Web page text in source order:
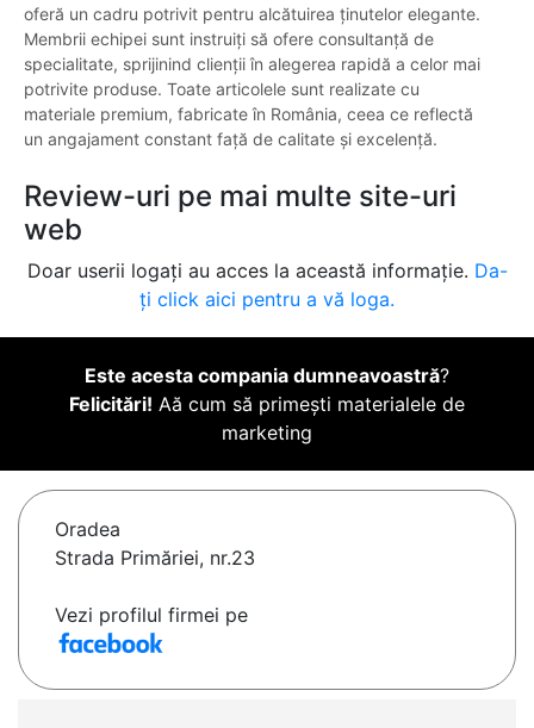
oferă un cadru potrivit pentru alcătuirea ținutelor elegante.
Membrii echipei sunt instruiți să ofere consultanță de
specialitate, sprijinind clienții în alegerea rapidă a celor mai
potrivite produse. Toate articolele sunt realizate cu
materiale premium, fabricate în România, ceea ce reflectă
un angajament constant față de calitate și excelență.
Review-uri pe mai multe site-uri
web
Doar userii logați au acces la această informație. Da-
ți click aici pentru a vă loga.
Este acesta compania dumneavoastră?
Felicitări! Aă cum să primești materialele de
marketing
Oradea
Strada Primăriei, nr.23
Vezi profilul firmei pe